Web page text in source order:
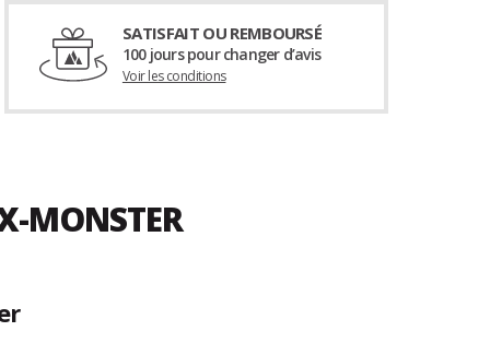
SATISFAIT OU REMBOURSÉ
100 jours pour changer d’avis
Voir les conditions
MONSTER